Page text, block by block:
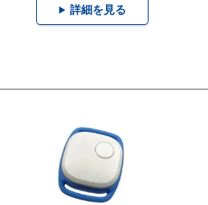
詳細を見る